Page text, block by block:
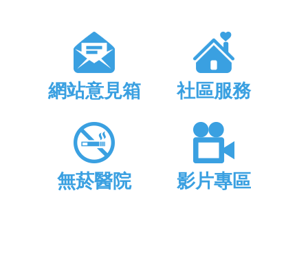
網站意見箱 社區服務
無菸醫院 影片專區